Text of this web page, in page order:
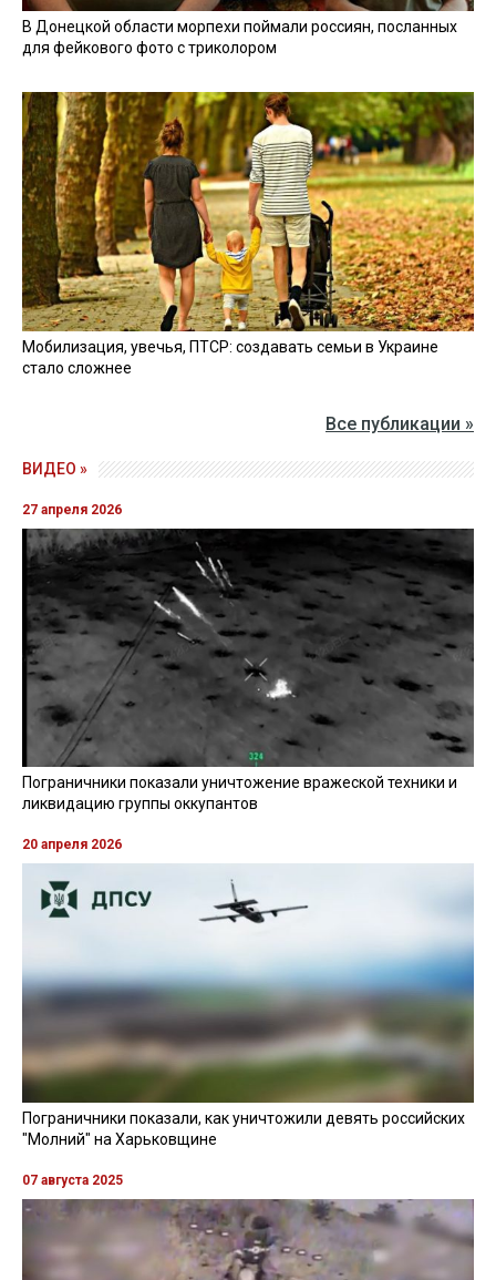
В Донецкой области морпехи поймали россиян, посланных
для фейкового фото с триколором
Мобилизация, увечья, ПТСР: создавать семьи в Украине
стало сложнее
Все публикации »
ВИДЕО »
27 апреля 2026
Пограничники показали уничтожение вражеской техники и
ликвидацию группы оккупантов
20 апреля 2026
Пограничники показали, как уничтожили девять российских
"Молний" на Харьковщине
07 августа 2025